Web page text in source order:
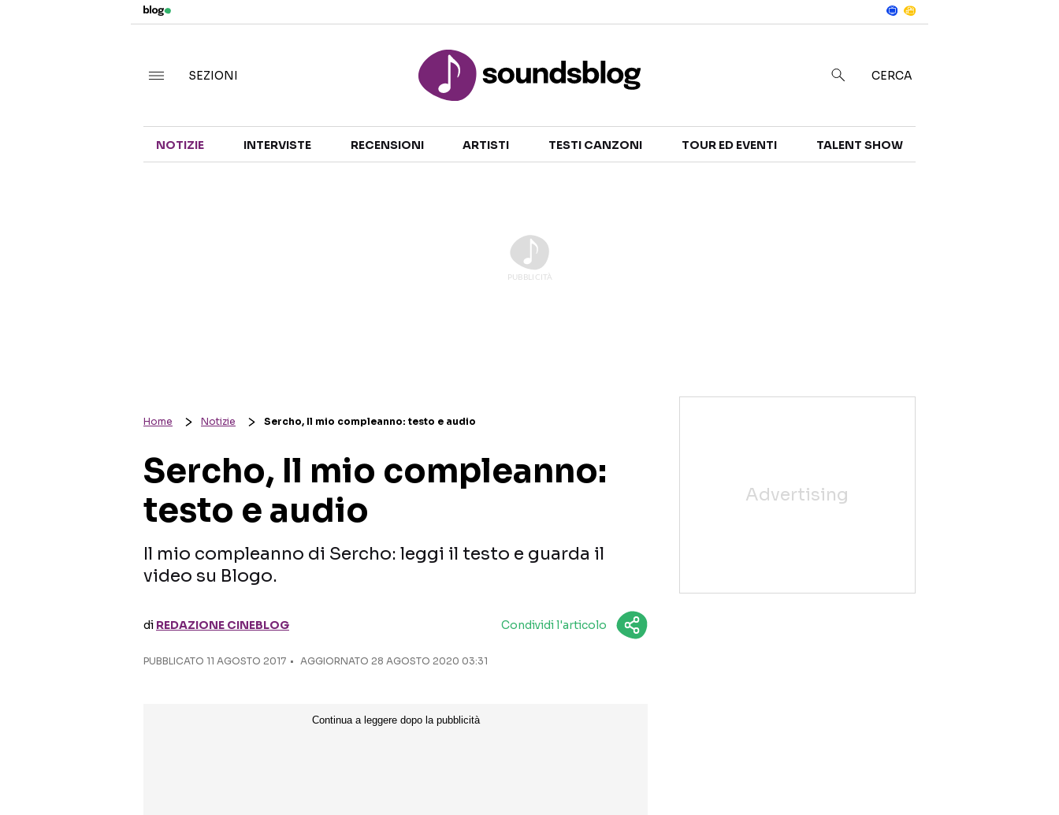
TALENT SHOW
SEZIONI CERCA
NOTIZIE INTERVISTE RECENSIONI ARTISTI TESTI CANZONI TOUR ED EVENTI TALENT SHOW
Home Notizie Sercho, Il mio compleanno: testo e audio
Sercho, Il mio compleanno:
testo e audio
Il mio compleanno di Sercho: leggi il testo e guarda il
video su Blogo.
di REDAZIONE CINEBLOG Condividi l'articolo
PUBBLICATO 11 AGOSTO 2017 AGGIORNATO 28 AGOSTO 2020 03:31